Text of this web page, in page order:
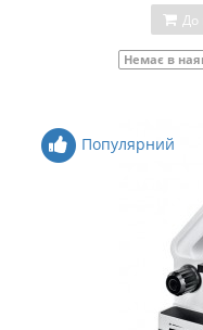
До
Немає в
Популярний